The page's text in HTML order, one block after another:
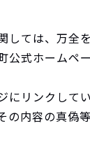
ては、万全
式ホームペ
にリンクして
内容の真偽